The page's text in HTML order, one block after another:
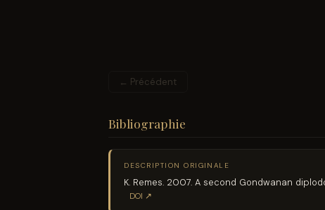
← Précédent
Bibliographie
DESCRIPTION ORIGINALE
K. Remes. 2007. A second Gondwanan
DOI ↗